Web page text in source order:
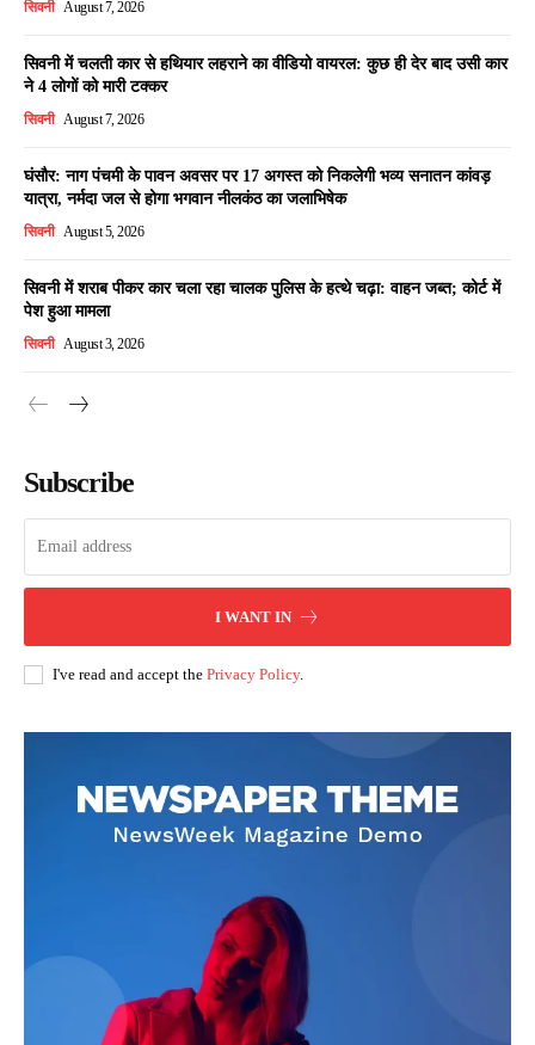
सिवनी August 7, 2026
सिवनी में चलती कार से हथियार लहराने का वीडियो वायरल: कुछ ही देर बाद उसी कार
ने 4 लोगों को मारी टक्कर
सिवनी August 7, 2026
घंसौर: नाग पंचमी के पावन अवसर पर 17 अगस्त को निकलेगी भव्य सनातन कांवड़
यात्रा, नर्मदा जल से होगा भगवान नीलकंठ का जलाभिषेक
सिवनी August 5, 2026
सिवनी में शराब पीकर कार चला रहा चालक पुलिस के हत्थे चढ़ा: वाहन जब्त; कोर्ट में
पेश हुआ मामला
सिवनी August 3, 2026
Subscribe
I WANT IN
I've read and accept the Privacy Policy.